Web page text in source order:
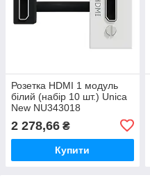
Розетка HDMI 1 модуль
білий (набір 10 шт.) Unica
New NU343018
2 278,66 ₴
Купити